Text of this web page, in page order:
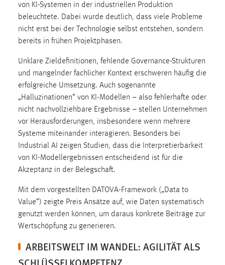
von KI-Systemen in der industriellen Produktion
beleuchtete. Dabei wurde deutlich, dass viele Probleme
nicht erst bei der Technologie selbst entstehen, sondern
bereits in frühen Projektphasen.
Unklare Zieldefinitionen, fehlende Governance-Strukturen
und mangelnder fachlicher Kontext erschweren häufig die
erfolgreiche Umsetzung. Auch sogenannte
„Halluzinationen“ von KI-Modellen – also fehlerhafte oder
nicht nachvollziehbare Ergebnisse – stellen Unternehmen
vor Herausforderungen, insbesondere wenn mehrere
Systeme miteinander interagieren. Besonders bei
Industrial AI zeigen Studien, dass die Interpretierbarkeit
von KI-Modellergebnissen entscheidend ist für die
Akzeptanz in der Belegschaft.
Mit dem vorgestellten DATOVA-Framework („Data to
Value“) zeigte Preis Ansätze auf, wie Daten systematisch
genutzt werden können, um daraus konkrete Beiträge zur
Wertschöpfung zu generieren.
ARBEITSWELT IM WANDEL: AGILITÄT ALS
SCHLÜSSELKOMPETENZ
Name:
MibewSessionID, MIBEW_UserID, mibew_locale, mibew-
chat-frame-style-5e9dbeb1811c0446
Wird benötigt um die Chatfunktion nutzen zu können.
Cookie Laufzeit:
MibewSessionID, mibew-chat-frame-style-
Jahre, MIBEW_UserID = 1 Jahr
Login
Name:
fe_user, be_user, be_lastLoginProvider
Zweck:
Dieser Cookie ist notwendig um sich an der Website
einloggen zu können.
Cookie Laufzeit:
24 Stunden